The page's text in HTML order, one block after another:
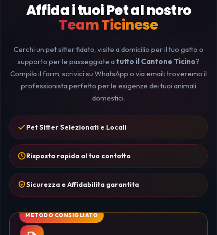
Affida i tuoi Pet al nostro
Team Ticinese
Cerchi un pet sitter fidato, visite a domicilio per il tuo gatto o
supporto per le passeggiate atutto il Cantone Ticino?
Compila il form, scrivici su WhatsApp o via email: troveremo il
professionista perfetto per le esigenze dei tuoi animali
domestici.
Pet Sitter Selezionati e Locali
Risposta rapida al tuo contatto
Sicurezza e Affidabilita garantita